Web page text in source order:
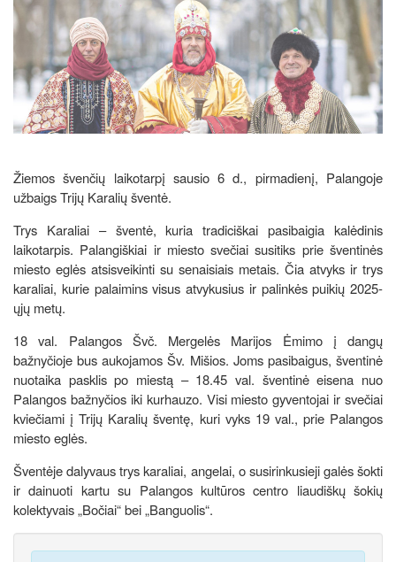
Žiemos švenčių laikotarpį sausio 6 d., pirmadienį, Palangoje
užbaigs Trijų Karalių šventė.
Trys Karaliai – šventė, kuria tradiciškai pasibaigia kalėdinis
laikotarpis. Palangiškiai ir miesto svečiai susitiks prie šventinės
miesto eglės atsisveikinti su senaisiais metais. Čia atvyks ir trys
karaliai, kurie palaimins visus atvykusius ir palinkės puikių 2025-
ųjų metų.
18 val. Palangos Švč. Mergelės Marijos Ėmimo į dangų
bažnyčioje bus aukojamos Šv. Mišios. Joms pasibaigus, šventinė
nuotaika pasklis po miestą – 18.45 val. šventinė eisena nuo
Palangos bažnyčios iki kurhauzo. Visi miesto gyventojai ir svečiai
kviečiami į Trijų Karalių šventę, kuri vyks 19 val., prie Palangos
miesto eglės.
Šventėje dalyvaus trys karaliai, angelai, o susirinkusieji galės šokti
ir dainuoti kartu su Palangos kultūros centro liaudiškų šokių
kolektyvais „Bočiai“ bei „Banguolis“.